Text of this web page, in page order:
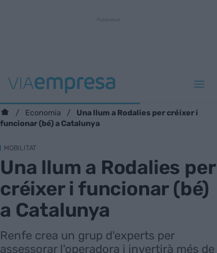
Economia
Una llum a Rodalies per créixer i
funcionar (bé) a Catalunya
MOBILITAT
Una llum a Rodalies per
créixer i funcionar (bé)
a Catalunya
Renfe crea un grup d'experts per
assessorar l'operadora i invertirà més de